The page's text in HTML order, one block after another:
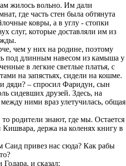
жилось вольно. Им дали
где часть стен была обтянута
ковры, а в углу - стопки
слуг, которые доставляли им из
чем у них на родине, поэтому
под длинным навесом из камыша у
в легкие светлые платья, с
на запястьях, сидели на кошме.
дяди? – спросил Фаридун, сын
сидевших друзей. Здесь, на
ними враз улетучилась, общая
родители знают, где мы. Остается
держа на коленях книгу в
Саид привез нас сюда? Как рабы
и сказал: